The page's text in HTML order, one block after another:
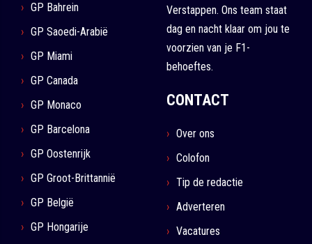
GP Bahrein
GP Saoedi-Arabië
GP Miami
GP Canada
GP Monaco
GP Barcelona
GP Oostenrijk
GP Groot-Brittannië
GP België
GP Hongarije
Verstappen. Ons team staat
dag en nacht klaar om jou te
voorzien van je F1-
behoeftes.
CONTACT
Over ons
Colofon
Tip de redactie
Adverteren
Vacatures